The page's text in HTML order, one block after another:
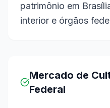
patrimônio em
interior e órgãos
Mercado de
Federal